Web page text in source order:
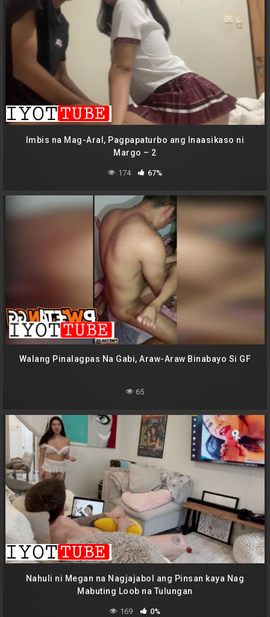
Imbis na Mag-Aral, Pagpapaturbo ang Inaasikaso ni
Margo – 2
174 67%
Walang Pinalagpas Na Gabi, Araw-Araw Binabayo Si GF
65
Nahuli ni Megan na Nagjajabol ang Pinsan kaya Nag
Mabuting Loob na Tulungan
169 0%